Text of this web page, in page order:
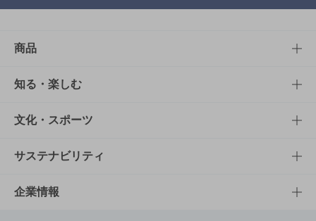
商品
商品TOP
商品一覧
商品発売情報
栄養成分一覧
知る・楽しむ
知る・楽しむTOP
キャンペーン
工場見学
文化・スポーツ
文化・スポーツTOP
サントリーホール
サステナビリティ
サステナビリティTOP
企業情報